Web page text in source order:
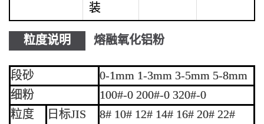
装
粒度说明 熔融氧化铝粉
段砂
0-1mm 1-3mm 3-5mm 5-8mm
细粉
100#-0 200#-0 320#-0
粒度
日标JIS
8# 10# 12# 14# 16# 20# 22#